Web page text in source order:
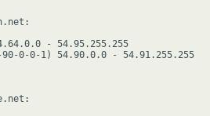
- 54.95.255.255
90-0-0-1) 54.90.0.0 - 54.91.255.255